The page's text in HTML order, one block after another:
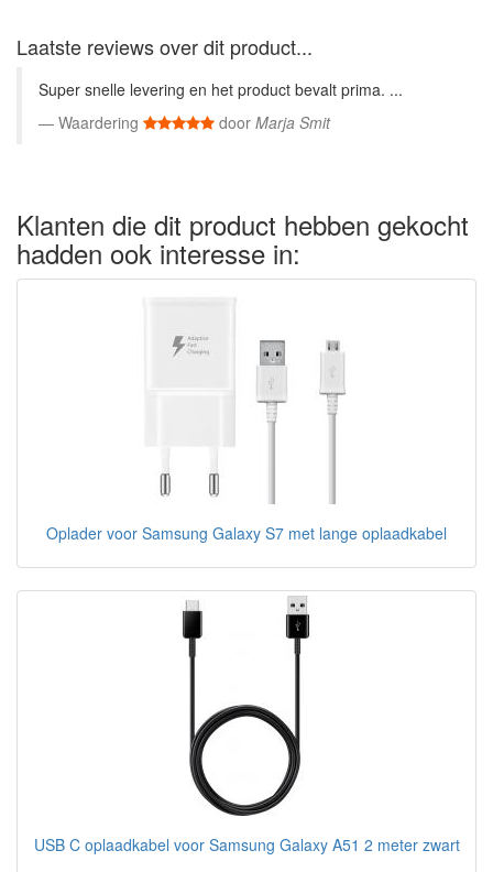
Laatste reviews over dit product...
Super snelle levering en het product bevalt prima. ...
Waardering
door Marja Smit
Klanten die dit product hebben gekocht
hadden ook interesse in:
Oplader voor Samsung Galaxy S7 met lange oplaadkabel
USB C oplaadkabel voor Samsung Galaxy A51 2 meter zwart